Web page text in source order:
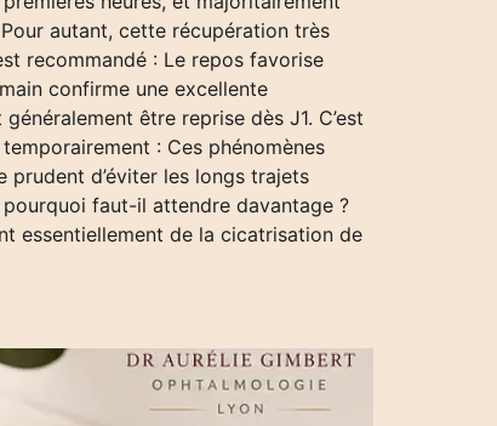
Pour autant, cette récupération très
recommandé : Le repos favorise
confirme une excellente
être reprise dès J1. C’est
: Ces phénomènes
d’éviter les longs trajets
faut-il attendre davantage ?
essentiellement de la cicatrisation de